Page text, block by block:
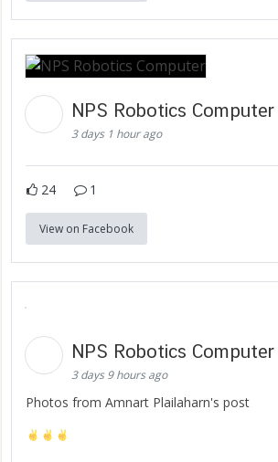
NPS Robotics Computer
3 days 1 hour ago
24 1
View on Facebook
NPS Robotics Computer
3 days 9 hours ago
Photos from Amnart Plailaharn's post